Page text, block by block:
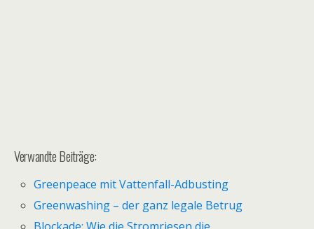
Verwandte Beiträge:
Greenpeace mit Vattenfall-Adbusting
Greenwashing – der ganz legale Betrug